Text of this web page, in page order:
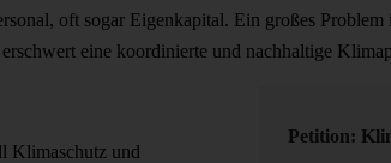
oft sogar Eigenkapital. Ein großes
eine koordinierte und nachhaltige
Petition:
Klimaschutz und